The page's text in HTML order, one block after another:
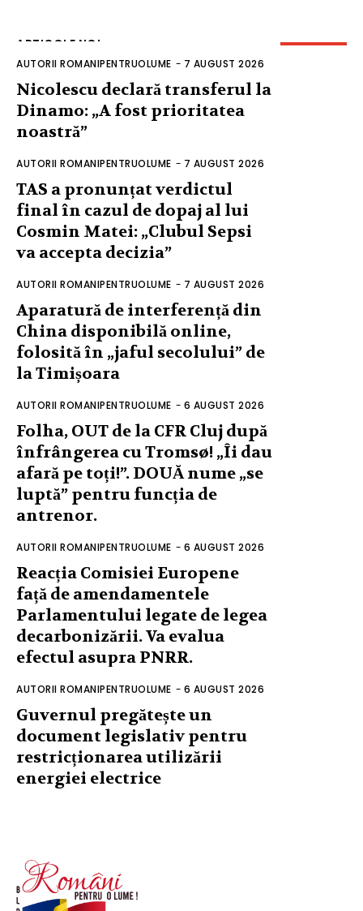
ARTICOLE NOI
AUTORII ROMANIPENTRUOLUME - 7 AUGUST 2026
Nicolescu declară transferul la
Dinamo: „A fost prioritatea
noastră”
AUTORII ROMANIPENTRUOLUME - 7 AUGUST 2026
TAS a pronunțat verdictul
final în cazul de dopaj al lui
Cosmin Matei: „Clubul Sepsi
va accepta decizia”
AUTORII ROMANIPENTRUOLUME - 7 AUGUST 2026
Aparatură de interferență din
China disponibilă online,
folosită în „jaful secolului” de
la Timișoara
AUTORII ROMANIPENTRUOLUME - 6 AUGUST 2026
Folha, OUT de la CFR Cluj după
înfrângerea cu Tromsø! „Îi dau
afară pe toți!”. DOUĂ nume „se
luptă” pentru funcția de
antrenor.
AUTORII ROMANIPENTRUOLUME - 6 AUGUST 2026
Reacția Comisiei Europene
față de amendamentele
Parlamentului legate de legea
decarbonizării. Va evalua
efectul asupra PNRR.
AUTORII ROMANIPENTRUOLUME - 6 AUGUST 2026
Guvernul pregătește un
document legislativ pentru
restricționarea utilizării
energiei electrice